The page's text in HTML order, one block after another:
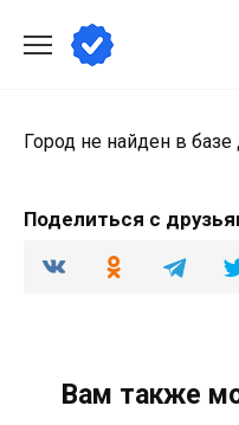
содержанию
Город не найден в базе
Поделиться с
Вам также